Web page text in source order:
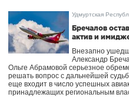
Удмуртская
Бречалов
актив и
Внезапно
Александр
Ольге Абрамовой серьезное
решать вопрос с дальнейшей
еще входит в число успешных
принадлежащих региональным